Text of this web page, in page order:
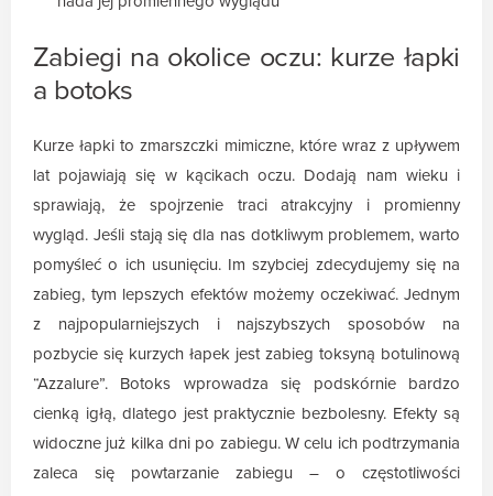
Zabiegi na okolice oczu: kurze łapki
a botoks
Kurze łapki to zmarszczki mimiczne, które wraz z upływem
lat pojawiają się w kącikach oczu. Dodają nam wieku i
sprawiają, że spojrzenie traci atrakcyjny i promienny
wygląd. Jeśli stają się dla nas dotkliwym problemem, warto
pomyśleć o ich usunięciu. Im szybciej zdecydujemy się na
zabieg, tym lepszych efektów możemy oczekiwać. Jednym
z najpopularniejszych i najszybszych sposobów na
pozbycie się kurzych łapek jest zabieg toksyną botulinową
“Azzalure”. Botoks wprowadza się podskórnie bardzo
cienką igłą, dlatego jest praktycznie bezbolesny. Efekty są
widoczne już kilka dni po zabiegu. W celu ich podtrzymania
zaleca się powtarzanie zabiegu – o częstotliwości